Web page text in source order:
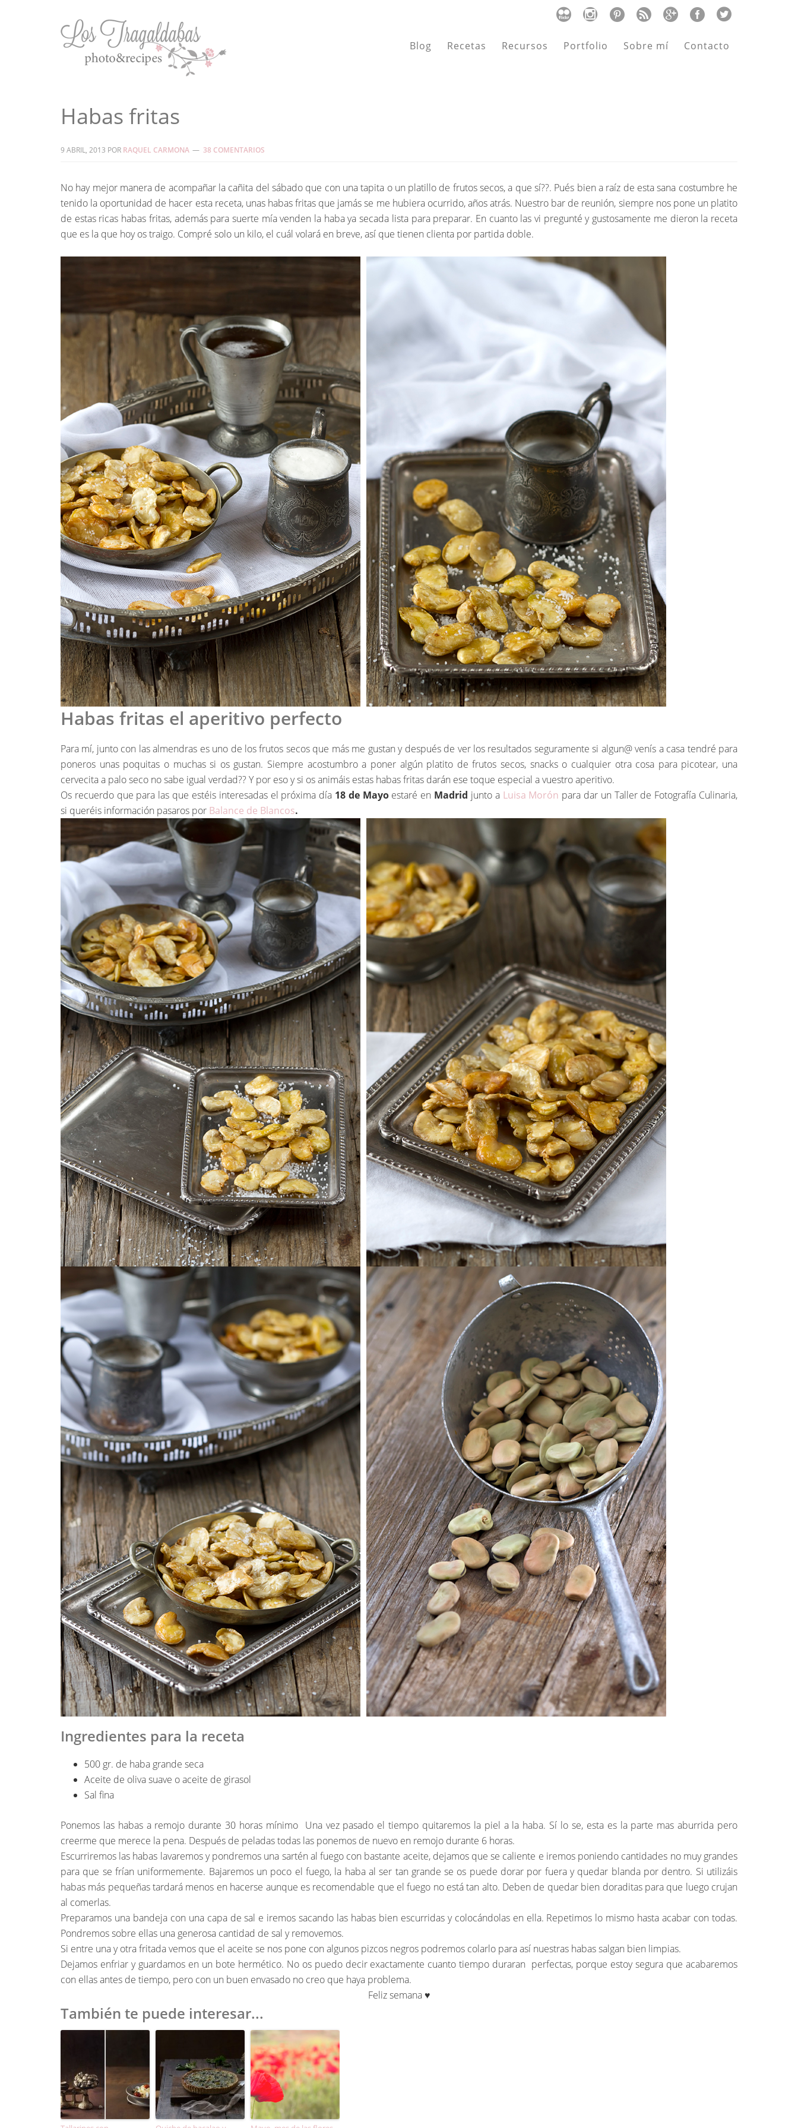
Blog Recetas Recursos Portfolio Sobre mí Contacto
Habas fritas
9 ABRIL, 2013 POR RAQUEL CARMONA 38 COMENTARIOS
No hay mejor manera de acompañar la cañita del sábado que con una tapita o un platillo de frutos secos, a que sí??. Pués bien a raíz de esta sana costumbre he
tenido la oportunidad de hacer esta receta, unas habas fritas que jamás se me hubiera ocurrido, años atrás. Nuestro bar de reunión, siempre nos pone un platito
de estas ricas habas fritas, además para suerte mía venden la haba ya secada lista para preparar. En cuanto las vi pregunté y gustosamente me dieron la receta
que es la que hoy os traigo. Compré solo un kilo, el cuál volará en breve, así que tienen clienta por partida doble.
Habas fritas el aperitivo perfecto
Para mí, junto con las almendras es uno de los frutos secos que más me gustan y después de ver los resultados seguramente si algun@ venís a casa tendré para
poneros unas poquitas o muchas si os gustan. Siempre acostumbro a poner algún platito de frutos secos, snacks o cualquier otra cosa para picotear, una
cervecita a palo seco no sabe igual verdad?? Y por eso y si os animáis estas habas fritas darán ese toque especial a vuestro aperitivo.
Os recuerdo que para las que estéis interesadas el próxima día 18 de Mayoestaré en Madrid junto aLuisa Morón para dar un Taller de Fotografía Culinaria,
si queréis información pasaros por Balance de Blancos.
Ingredientes para la receta
500 gr. de haba grande seca
Aceite de oliva suave o aceite de girasol
Sal fina
Ponemos las habas a remojo durante 30 horas mínimo Una vez pasado el tiempo quitaremos la piel a la haba. Sí lo se, esta es la parte mas aburrida pero
creerme que merece la pena. Después de peladas todas las ponemos de nuevo en remojo durante 6 horas.
Escurriremos las habas lavaremos y pondremos una sartén al fuego con bastante aceite, dejamos que se caliente e iremos poniendo cantidades no muy grandes
para que se frían uniformemente. Bajaremos un poco el fuego, la haba al ser tan grande se os puede dorar por fuera y quedar blanda por dentro. Si utilizáis
habas más pequeñas tardará menos en hacerse aunque es recomendable que el fuego no está tan alto. Deben de quedar bien doraditas para que luego crujan
al comerlas.
Preparamos una bandeja con una capa de sal e iremos sacando las habas bien escurridas y colocándolas en ella. Repetimos lo mismo hasta acabar con todas.
Pondremos sobre ellas una generosa cantidad de sal y removemos.
Si entre una y otra fritada vemos que el aceite se nos pone con algunos pizcos negros podremos colarlo para así nuestras habas salgan bien limpias.
Dejamos enfriar y guardamos en un bote hermético. No os puedo decir exactamente cuanto tiempo duraran perfectas, porque estoy segura que acabaremos
con ellas antes de tiempo, pero con un buen envasado no creo que haya problema.
Feliz semana ♥
También te puede interesar...